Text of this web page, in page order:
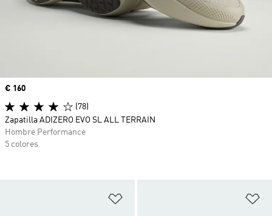
Precio
€ 160
(78)
Zapatilla ADIZERO EVO SL ALL TERRAIN
Hombre Performance
5 colores